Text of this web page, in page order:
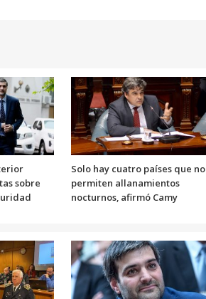
sobre
Solo hay cuatro países que no
permiten allanamientos
nocturnos, afirmó Camy